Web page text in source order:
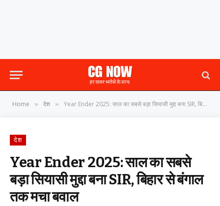
Home » देश » Year Ender 2025: साल का सबसे बड़ा सियासी मुद्दा बना SIR, बिहार से बंगाल तक मचा बवाल
देश
Year Ender 2025: साल का सबसे
बड़ा सियासी मुद्दा बना SIR, बिहार से बंगाल
तक मचा बवाल